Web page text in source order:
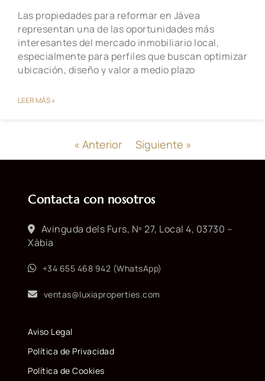
Las propiedades para reformar en Jávea
representan una de las oportunidades más
interesantes del mercado inmobiliario local,
especialmente para perfiles que buscan optimizar
ubicación, diseño y valor a medio plazo
LEER MÁS »
« Anterior Siguiente »
Contacta con nosotros
Avinguda dels Furs, Nº 27, Local 4, 03730 –
Xàbia
+34 655 468 942 (WhatsApp)
ventas@luxiaproperties.com
Aviso Legal
Política de Privacidad
Política de Cookies